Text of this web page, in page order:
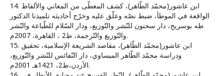
14. ابن عاشور(محمّد الطّاهر)، كشف المغطّى من المعاني والألفاظ
الواقعة في الموطأ، ضبط نصّه وعلّق عليه وخرّج أحاديثه تلميذنا الدكتور
طه بوسريح، دار سحنون للنّشر والتّوزيع، ودار السّلام للطّباعة والنّشر
والتّوزيع والتّرجمة، ط2 ، القاهرة، 2007م.
15. ابن عاشور(محمّد الطّاهر)، مقاصد الشريعة الإسلامية، تحقيق
ودراسة محمّد الطّاهر الميساوي، دار النّفائس للنّشر والتّوزيع،
الأردن،ط2، 1421هـ 2001م.